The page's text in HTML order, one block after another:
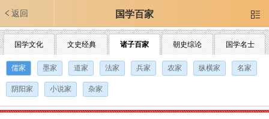
返回 国学百家 
国学文化 文史经典 诸子百家 朝史综论 国学名士
儒家 墨家 道家 法家 兵家 农家 纵横家 名家
阴阳家 小说家 杂家